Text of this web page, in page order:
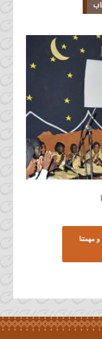
مهمتنا